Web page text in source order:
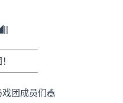
团成员们🎪